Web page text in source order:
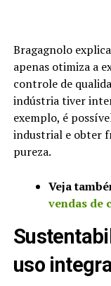
Bragagnolo
apenas otimiza a
controle de
indústria tiver
exemplo, é
industrial e obter
pureza.
Veja
vendas de
uso